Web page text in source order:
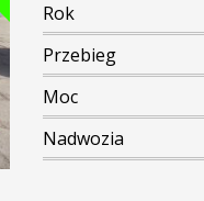
Rok
Przebieg
Moc
Nadwozia